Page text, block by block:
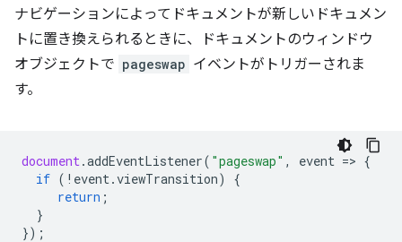
ナビゲーションによってドキュメントが新しいドキュメン
トに置き換えられるときに、ドキュメントのウィンドウ
オブジェクトで pageswap イベントがトリガーされま
す。
document.addEventListener( "pageswap" , event => {
if ( ! event.viewTransition)
{
return ;
}
});